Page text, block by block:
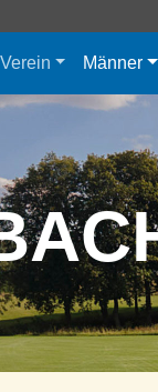
Verein Männer